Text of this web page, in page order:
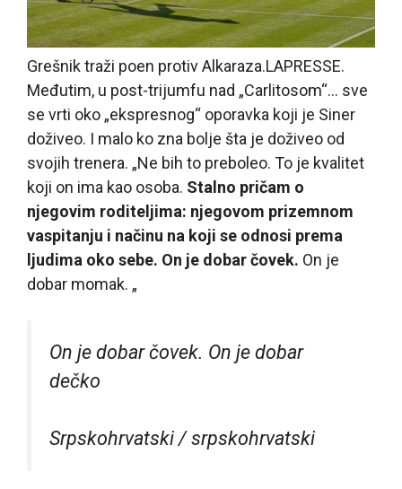
Grešnik traži poen protiv Alkaraza.LAPRESSE.
Međutim, u post-trijumfu nad „Carlitosom“… sve
se vrti oko „ekspresnog“ oporavka koji je Siner
doživeo. I malo ko zna bolje šta je doživeo od
svojih trenera. „Ne bih to preboleo. To je kvalitet
koji on ima kao osoba. Stalno pričam o
njegovim roditeljima: njegovom prizemnom
vaspitanju i načinu na koji se odnosi prema
ljudima oko sebe. On je dobar čovek. On je
dobar momak. „
On je dobar čovek. On je dobar
dečko
Srpskohrvatski / srpskohrvatski